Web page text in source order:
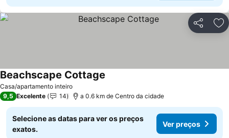
Partilhar
Casa/apartamento inteiro
Beachscape Cottage
9,5 Excelente 14 a 0.6 km de Centro da cidade
Selecione as datas para ver os preços
exatos.
Ver preços